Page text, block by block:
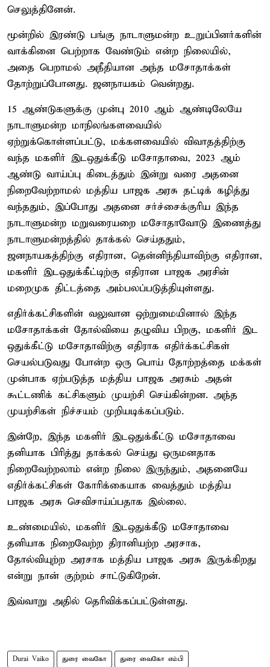
செலுத்தினேன்.
மூன்றில் இரண்டு பங்கு நாடாளுமன்ற உறுப்பினர்களின்
வாக்கினை பெற்றாக வேண்டும் என்ற நிலையில்,
அதை பெறாமல் அநீதியான அந்த மசோதாக்கள்
தோற்றுப்போனது. ஜனநாயகம் வென்றது.
15 ஆண்டுகளுக்கு முன்பு 2010 ஆம் ஆண்டிலேயே
நாடாளுமன்ற மாநிலங்களவையில்
ஏற்றுக்கொள்ளப்பட்டு, மக்களவையில் விவாதத்திற்கு
வந்த மகளிர் இடஒதுக்கீடு மசோதாவை, 2023 ஆம்
ஆண்டு வாய்ப்பு கிடைத்தும் இன்று வரை அதனை
நிறைவேற்றாமல் மத்திய பாஜக அரசு தட்டிக் கழித்து
வந்ததும், இப்போது அதனை சர்ச்சைக்குரிய இந்த
நாடாளுமன்ற மறுவரையறை மசோதாவோடு இணைத்து
நாடாளுமன்றத்தில் தாக்கல் செய்ததும்,
ஜனநாயகத்திற்கு எதிரான, தென்னிந்தியாவிற்கு எதிரான,
மகளிர் இடஒதுக்கீட்டிற்கு எதிரான பாஜக அரசின்
மறைமுக திட்டத்தை அம்பலப்படுத்தியுள்ளது.
எதிர்க்கட்சிகளின் வலுவான ஒற்றுமையினால் இந்த
மசோதாக்கள் தோல்வியை தழுவிய பிறகு, மகளிர் இட
ஒதுக்கீட்டு மசோதாவிற்கு எதிராக எதிர்க்கட்சிகள்
செயல்படுவது போன்ற ஒரு பொய் தோற்றத்தை மக்கள்
முன்பாக ஏற்படுத்த மத்திய பாஜக அரசும் அதன்
கூட்டணிக் கட்சிகளும் முயற்சி செய்கின்றன. அந்த
முயற்சிகள் நிச்சயம் முறியடிக்கப்படும்.
இன்றே, இந்த மகளிர் இடஒதுக்கீட்டு மசோதாவை
தனியாக பிரித்து தாக்கல் செய்து ஒருமனதாக
நிறைவேற்றலாம் என்ற நிலை இருந்தும், அதனையே
எதிர்க்கட்சிகள் கோரிக்கையாக வைத்தும் மத்திய
பாஜக அரசு செவிசாய்ப்பதாக இல்லை.
உண்மையில், மகளிர் இடஒதுக்கீடு மசோதாவை
தனியாக நிறைவேற்ற திரானியற்ற அரசாக,
தோல்வியுற்ற அரசாக மத்திய பாஜக அரசு இருக்கிறது
என்று நான் குற்றம் சாட்டுகிறேன்.
இவ்வாறு அதில் தெரிவிக்கப்பட்டுள்ளது.
Durai Vaiko துரை வைகோ துரை வைகோ எம்பி